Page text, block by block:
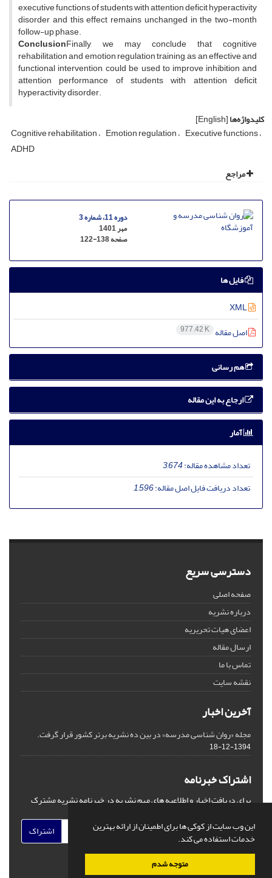
این وب سایت از کوکی ها برای اطمینان از ارائه بهترین
خدمات استفاده می کند.
متوجه شدم
executive functions of students with attention deficit hyperactivity
disorder and this effect remains unchanged in the two-month
follow-up phase.
ConclusionFinally, we may conclude that cognitive
rehabilitation and emotion regulation training, as an effective and
functional intervention, could be used to improve inhibition and
attention performance of students with attention deficit
hyperactivity disorder.
کلیدواژه‌ها[English]
Cognitive rehabilitation Emotion regulation Executive functions
ADHD
مراجع
دوره 11، شماره 3
مهر 1401
صفحه122-138
فایل ها
اصل مقاله 977.42 K
هم رسانی
ارجاع به این مقاله
آمار
تعداد مشاهده مقاله:3,674
تعداد دریافت فایل اصل مقاله:1,596
دسترسی سریع
صفحه اصلی
درباره نشریه
اعضای هیات تحریریه
ارسال مقاله
تماس با ما
نقشه سایت
آخرین اخبار
مجله «روان شناسی مدرسه» در بین ده نشریه برتر کشور قرار گرفت.
1394-12-18
اشتراک خبرنامه
برای دریافت اخبار و اطلاعیه های مهم نشریه در خبرنامه نشریه مشترک
اشتراک